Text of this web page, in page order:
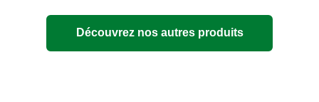
Découvrez nos autres produits